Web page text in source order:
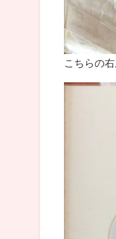
こちらの